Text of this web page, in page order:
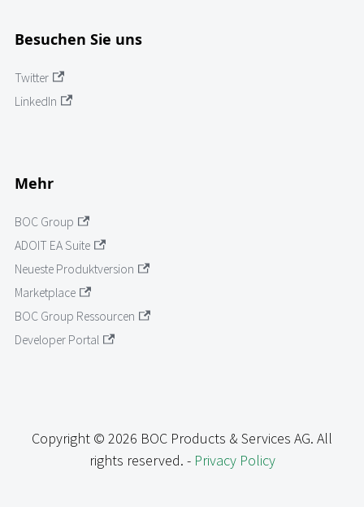
Besuchen Sie uns
Twitter
LinkedIn
Mehr
BOC Group
ADOIT EA Suite
Neueste Produktversion
Marketplace
BOC Group Ressourcen
Developer Portal
Copyright © 2026 BOC Products & Services AG. All
rights reserved. - Privacy Policy